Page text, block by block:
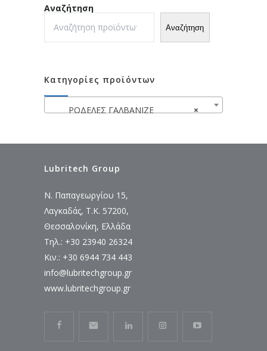
Αναζήτηση
Αναζήτηση
Κατηγορίες προϊόντων
×
ΡΟΔΕΛΕΣ ΓΑΛΒΑΝΙΖΕ
Lubritech Group
Ν. Παπαγεωργίου 15,
Λαγκαδάς, Τ.Κ. 57200,
Θεσσαλονίκη, Ελλάδα
Τηλ.: +30 23940 26324
Κιν.: +30 6944 734 443
info@lubritechgroup.gr
www.lubritechgroup.gr